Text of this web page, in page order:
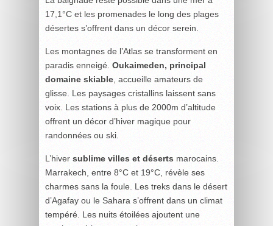
17,1°C et les promenades le long des plages
désertes s’offrent dans un décor serein.
Les montagnes de l’Atlas se transforment en
paradis enneigé. Oukaimeden, principal
domaine skiable , accueille amateurs de
glisse. Les paysages cristallins laissent sans
voix. Les stations à plus de 2000m d’altitude
offrent un décor d’hiver magique pour
randonnées ou ski.
L’hiver sublime villes et déserts marocains.
Marrakech, entre 8°C et 19°C, révèle ses
charmes sans la foule. Les treks dans le désert
d’Agafay ou le Sahara s’offrent dans un climat
tempéré. Les nuits étoilées ajoutent une